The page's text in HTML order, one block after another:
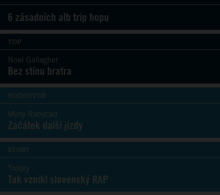
6 zásadních alb trip hopu
TOP
Noel Gallagher
Bez stínu bratra
ROZHOVOR
Mydy Rabycad
Začátek další jízdy
STORY
Trosky
Tak vznikl slovenský RAP